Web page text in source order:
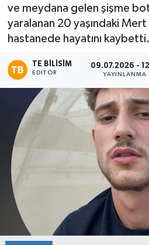
ve meydana gelen şişme
yaralanan 20 yaşındaki Mert
hastanede hayatını kaybetti.
TE BILISIM
EDITÖR
09.07.2026 -
YAYINLANMA